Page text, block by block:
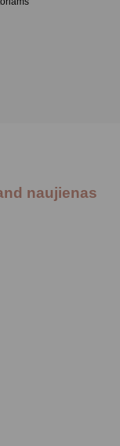
naujienas